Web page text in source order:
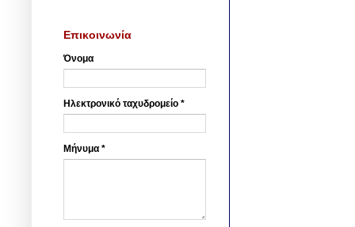
Επικοινωνία
Όνομα
Ηλεκτρονικό ταχυδρομείο *
Μήνυμα *